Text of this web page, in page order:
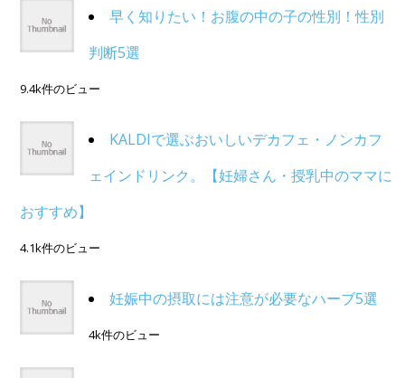
早く知りたい！お腹の中の子の性別！性別
判断5選
9.4k件のビュー
KALDIで選ぶおいしいデカフェ・ノンカフ
ェインドリンク。【妊婦さん・授乳中のママに
おすすめ】
4.1k件のビュー
妊娠中の摂取には注意が必要なハーブ5選
4k件のビュー